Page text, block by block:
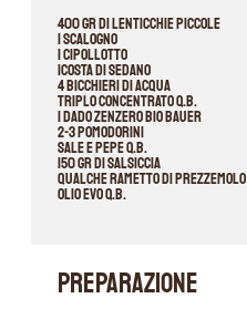
400 gr di lenticchie piccole
1 scalogno
1 cipollotto
1costa di sedano
4 bicchieri di acqua
Triplo concentrato q.b.
1 Dado Zenzero BIO Bauer
2-3 pomodorini
Sale e pepe q.b.
150 gr di salsiccia
Qualche rametto di prezzemolo
Olio Evo q.b.
PREPARAZIONE